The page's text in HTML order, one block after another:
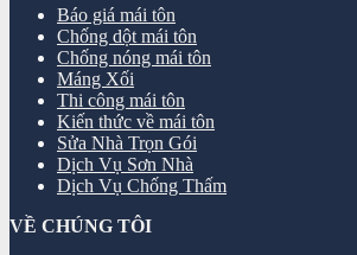
Báo giá mái tôn
Chống dột mái tôn
Chống nóng mái tôn
Máng Xối
Thi công mái tôn
Kiến thức về mái tôn
Sửa Nhà Trọn Gói
Dịch Vụ Sơn Nhà
Dịch Vụ Chống Thấm
VỀ CHÚNG TÔI